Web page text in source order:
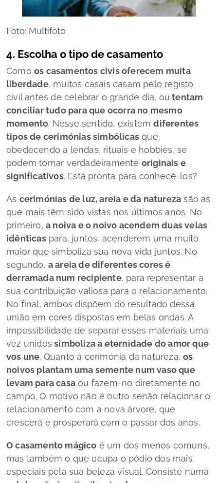
Foto: Multifoto
4. Escolha o tipo de casamento
Como os casamentos civis oferecem muita
liberdade, muitos casais casam pelo registo
civil antes de celebrar o grande dia, ou tentam
conciliar tudo para que ocorra no mesmo
momento. Nesse sentido, existemdiferentes
tipos de cerimónias simbólicas que,
obedecendo a lendas, rituais e hobbies, se
podem tornar verdadeiramente originais e
significativos. Está pronta para conhecê-los?
As cerimónias de luz, areia e da natureza são as
que mais têm sido vistas nos últimos anos. No
primeiro, a noiva e o noivo acendem duas velas
idênticaspara, juntos, acenderem uma muito
maior que simboliza sua nova vida juntos. No
segundo, a areia de diferentes cores é
derramada num recipiente, para representar a
sua contribuição valiosa para o relacionamento.
No final, ambos dispõem do resultado dessa
união em cores dispostas em belas ondas. A
impossibilidade de separar esses materiais uma
vez unidos simboliza a eternidade do amor que
vos une. Quanto à cerimónia da natureza,os
noivos plantam uma semente num vaso que
levam para casa ou fazem-no diretamente no
campo. O motivo não é outro senão relacionar o
relacionamento com a nova árvore, que
crescerá e prosperará com o passar dos anos.
O casamento mágico é um dos menos comuns,
mas também o que ocupa o pódio dos mais
especiais pela sua beleza visual. Consiste numa